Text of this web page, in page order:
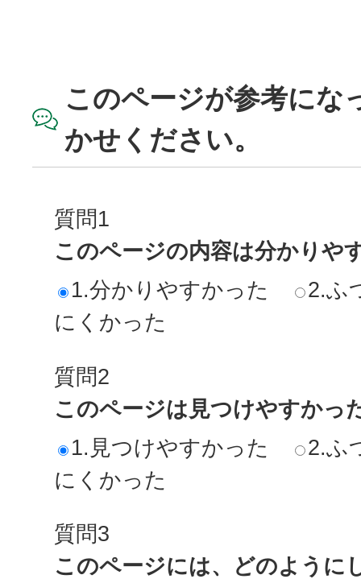
このページが参考にな
かせください。
質問1
このページの内容は分かりや
1.分かりやすかった
2.ふ
にくかった
質問2
このページは見つけやすかっ
1.見つけやすかった
2.ふ
にくかった
質問3
このページには、どのように